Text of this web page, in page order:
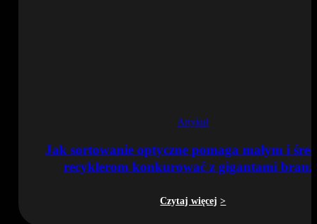
Artykuł
Jak sortowanie optyczne pomaga małym i
recyklerom konkurować z gigantami
Czytaj więcej